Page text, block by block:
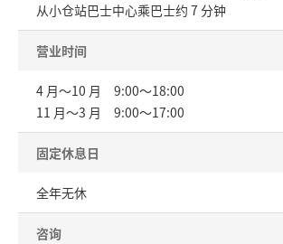
从小仓站巴士中心乘巴士约 7 分钟
营业时间
4 月～10 月 9:00～18:00
11 月～3 月 9:00～17:00
固定休息日
全年无休
咨询